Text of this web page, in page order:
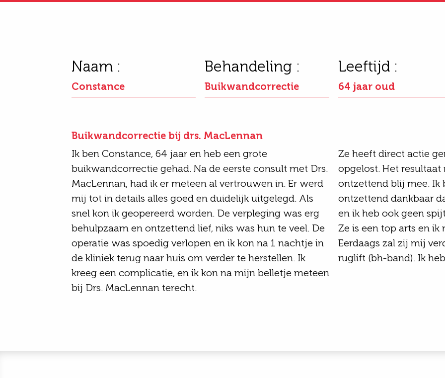
Naam :
Constance
Behandeling :
Buikwandcorrectie
Leeftijd :
64 jaar oud
Buikwandcorrectie bij drs. MacLennan
Ik ben Constance, 64 jaar en heb een grote
buikwandcorrectie gehad. Na de eerste consult met Drs.
MacLennan, had ik er meteen al vertrouwen in. Er werd
mij tot in details alles goed en duidelijk uitgelegd. Als
snel kon ik geopereerd worden. De verpleging was erg
behulpzaam en ontzettend lief, niks was hun te veel. De
operatie was spoedig verlopen en ik kon na 1 nachtje in
de kliniek terug naar huis om verder te herstellen. Ik
kreeg een complicatie, en ik kon na mijn belletje meteen
bij Drs. MacLennan terecht.
Ze heeft direct actie
opgelost. Het resultaat
ontzettend blij mee. Ik
ontzettend dankbaar
en ik heb ook geen
Ze is een top arts en ik
Eerdaags zal zij mij
ruglift (bh-band). Ik